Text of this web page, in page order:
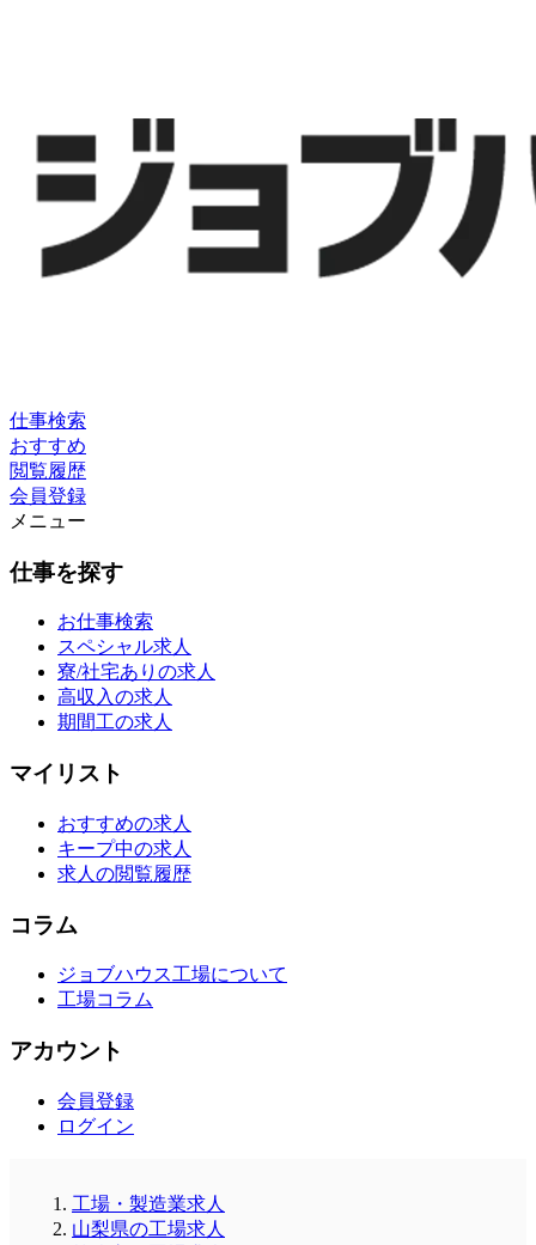
仕事検索
おすすめ
閲覧履歴
会員登録
メニュー
仕事を探す
お仕事検索
スペシャル求人
寮/社宅ありの求人
高収入の求人
期間工の求人
マイリスト
おすすめの求人
キープ中の求人
求人の閲覧履歴
コラム
ジョブハウス工場について
工場コラム
アカウント
会員登録
ログイン
工場・製造業求人
山梨県の工場求人